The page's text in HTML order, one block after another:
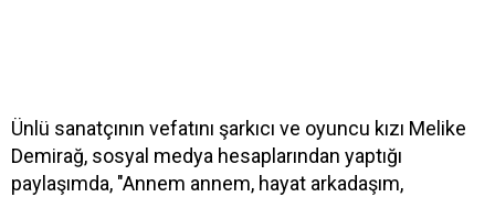
Ünlü sanatçının vefatını şarkıcı ve oyuncu kızı Melike
Demirağ, sosyal medya hesaplarından yaptığı
paylaşımda, "Annem annem, hayat arkadaşım,